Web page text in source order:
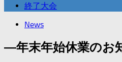
終了大会
News
―年末年始休業のお